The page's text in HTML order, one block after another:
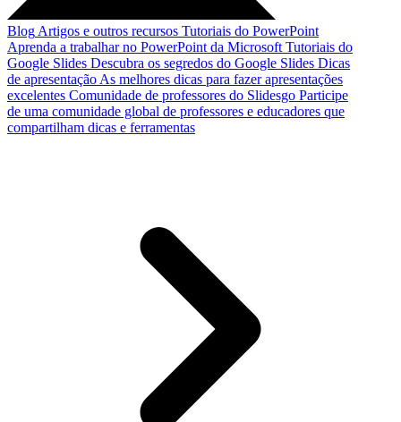
Blog Artigos e outros recursos Tutoriais do PowerPoint
Aprenda a trabalhar no PowerPoint da Microsoft Tutoriais do
Google Slides Descubra os segredos do Google Slides Dicas
de apresentação As melhores dicas para fazer apresentações
excelentes Comunidade de professores do Slidesgo Participe
de uma comunidade global de professores e educadores que
compartilham dicas e ferramentas